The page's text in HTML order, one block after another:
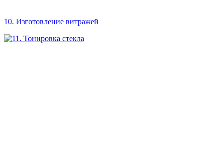
10. Изготовление витражей